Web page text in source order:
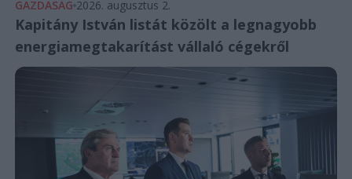
GAZDASÁG 2026. augusztus 2.
Kapitány István listát közölt a legnagyobb
energiamegtakarítást vállaló cégekről